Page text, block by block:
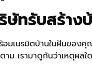
ษัทรับสร้า
มเนรมิตบ้านในฝันของคุ
ม เรามาดูกันว่าเหตุผล